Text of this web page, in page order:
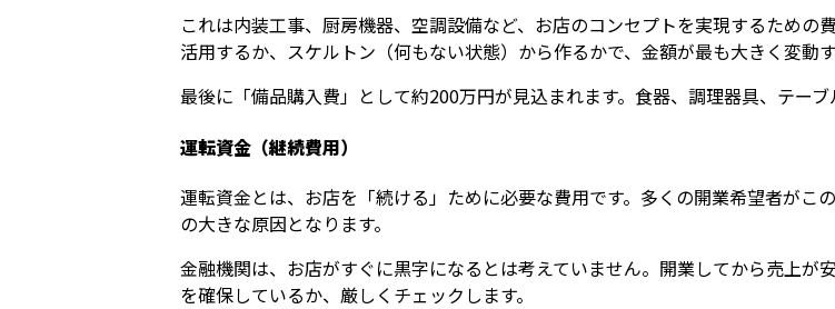
これは内装工事、厨房機器、空調設備など、お店のコンセプトを実現するための
活用するか、スケルトン（何もない状態）から作るかで、金額が最も大きく変動す
最後に「備品購入費」として約200万円が見込まれます。食器、調理器具、テー
運転資金（継続費用）
運転資金とは、お店を「続ける」ために必要な費用です。多くの開業希望者が
の大きな原因となります。
金融機関は、お店がすぐに黒字になるとは考えていません。開業してから売上
を確保しているか、厳しくチェックします。